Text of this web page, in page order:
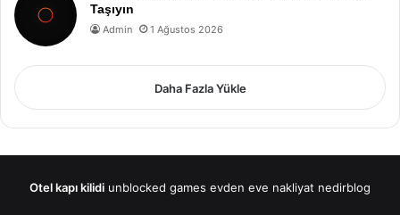
Taşıyın
Admin 1 Ağustos 2026
Daha Fazla Yükle
Otel kapı kilidi unblocked games evden eve nakliyat nedirblog